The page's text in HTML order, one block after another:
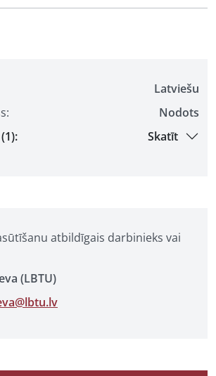
Latviešu
Nodots
Skatīt
atbildīgais darbinieks vai
(LBTU)